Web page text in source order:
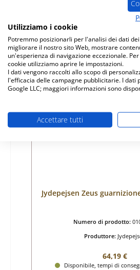
Prezzo
Disponibile, tempi di
Dettagli
Solo 9 disponibili
Jydepejsen Zeus
Numero di prodotto:
Produttore:
Prezzo
64,19 €
Disponibile, tempi di
Utilizziamo i cookie
Potremmo posizionarli per l'analisi dei dati
migliorare il nostro sito Web, mostrare
un'esperienza di navigazione eccezionale.
cookie utilizziamo aprire le impostazioni.
I dati vengono raccolti allo scopo di
l'efficacia delle campagne pubblicitarie. I dati
Google LLC; maggiori informazioni sono
Accettare tutti